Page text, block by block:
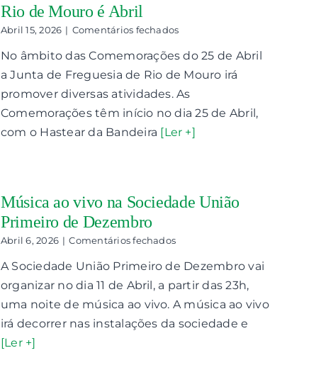
Rio de Mouro é Abril
Abril 15, 2026 | Comentários fechadosem
de
Mouro
Abril
No âmbito das Comemorações do 25 de Abril
a Junta de Freguesia de Rio de Mouro irá
promover diversas atividades. As
Comemorações têm início no dia 25 de Abril,
com o Hastear da Bandeira [Ler +]
Música ao vivo na Sociedade União
Primeiro de Dezembro
Abril 6, 2026 | Comentários fechadosem
ao
vivo
Sociedade
União
A Sociedade União Primeiro de Dezembro vai
organizar no dia 11 de Abril, a partir das 23h,
uma noite de música ao vivo. A música ao vivo
irá decorrer nas instalações da sociedade e
[Ler +]